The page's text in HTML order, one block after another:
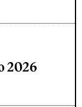
2026